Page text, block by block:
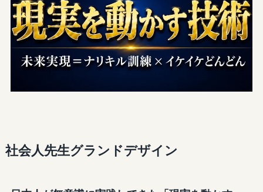
社会人先生グランドデザイン